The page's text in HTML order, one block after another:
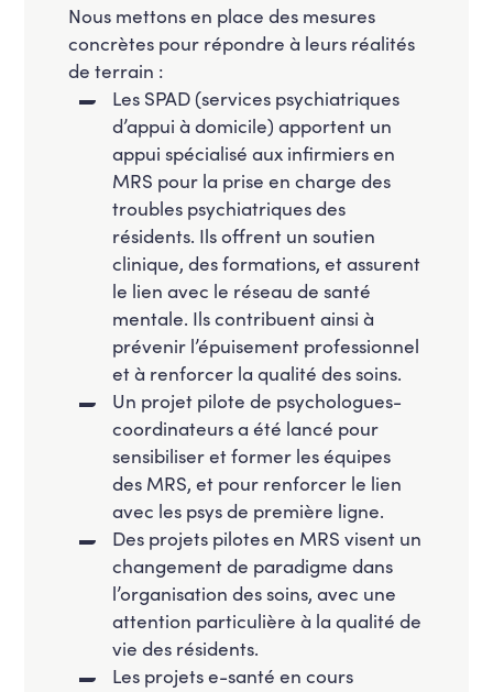
Nous mettons en place des mesures
concrètes pour répondre à leurs réalités
de terrain :
Les SPAD (services psychiatriques
d’appui à domicile) apportent un
appui spécialisé aux infirmiers en
MRS pour la prise en charge des
troubles psychiatriques des
résidents. Ils offrent un soutien
clinique, des formations, et assurent
le lien avec le réseau de santé
mentale. Ils contribuent ainsi à
prévenir l’épuisement professionnel
et à renforcer la qualité des soins.
Un projet pilote de psychologues-
coordinateurs a été lancé pour
sensibiliser et former les équipes
des MRS, et pour renforcer le lien
avec les psys de première ligne.
Des projets pilotes en MRS visent un
changement de paradigme dans
l’organisation des soins, avec une
attention particulière à la qualité de
vie des résidents.
Les projets e-santé en cours